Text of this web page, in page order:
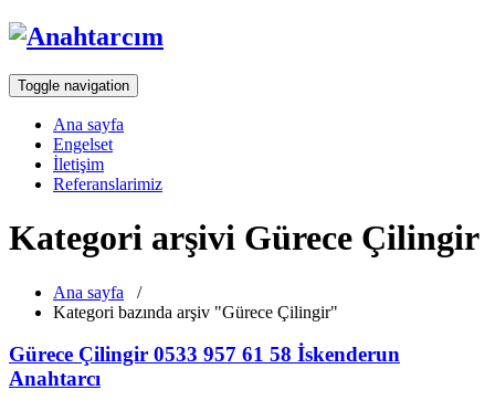
Toggle navigation
Ana sayfa
Engelset
İletişim
Referanslarimiz
Kategori arşivi Gürece Çilingir
Ana sayfa /
Kategori bazında arşiv "Gürece Çilingir"
Gürece Çilingir 0533 957 61 58 İskenderun
Anahtarcı